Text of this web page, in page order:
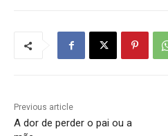
Previous article
A dor de perder o pai ou a